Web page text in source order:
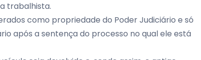
trabalhista.
como propriedade do Poder Judiciário e só
após a sentença do processo no qual ele está